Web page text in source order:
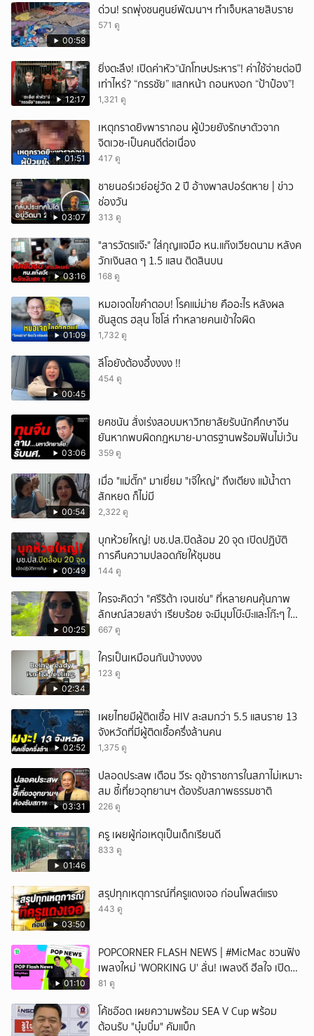
00:58
ด่วน! รถพุ่งชนศูนย์พัฒนาฯ ทำเจ็บหลายสิบราย
571 ดู
12:17
ยิ่งตะลึง! เปิดค่าหัว“นักโทษประหาร”! ค่าใช้จ่ายต่อปี
เท่าไหร่? “กรรชัย” แสกหน้า ถอนหงอก “ป้าป๋อง”!
1,321 ดู
01:51
เหตุกราดยิvพารากอน ผู้ป่วยยังรักษาตัวจาก
จิตเวช-เป็นคนดีต่อเนื่อง
417 ดู
03:07
ชายนอร์เวย์อยู่วัด 2 ปี อ้างพาสปอร์ตหาย | ข่าว
ช่องวัน
313 ดู
03:16
"สารวัตรแจ๊ะ" ใส่กุญแจมือ หน.แก๊งเวียดนาม หลังค
วักเงินสด ๆ 1.5 แสน ติดสินบน
168 ดู
01:09
หมอเจดไขคำตอบ! โรคแม่ม่าย คืออะไร หลังผล
ชันสูตร ฮลุน โซโล่ ทำหลายคนเข้าใจผิด
1,732 ดู
00:45
ลีโอยังต้องอึ้งงงง !!
454 ดู
03:06
ยศชนัน สั่งเร่งสอบมหาวิทยาลัยรับนักศึกษาจีน
ยันหากพบผิดกฎหมาย-มาตรฐานพร้อมฟันไม่เว้น
359 ดู
00:54
เมื่อ "แม่ตั๊ก" มาเยี่ยม "เจ๊ใหญ่" ถึงเตียง แม้น้ำตา
สักหยด ก็ไม่มี
2,322 ดู
00:49
บุกห้วยใหญ่! บช.ปส.ปิดล้อม 20 จุด เปิดปฏิบัติ
การคืนความปลอดภัยให้ชุมชน
144 ดู
00:25
ใครจะคิดว่า "ศรีริต้า เจนเซ่น" ที่หลายคนคุ้นภาพ
ลักษณ์สวยสง่า เรียบร้อย จะมีมุมโบ๊ะบ๊ะและโก๊ะๆ ให้
ได้อมยิ้มเหมือนกัน งานนี้ทำเอาแฟนๆ ทั้งเอ็นดูทั้ง
667 ดู
02:34
ใครเป็นเหมือนกันบ้างงงง
123 ดู
02:52
เผยไทยมีผู้ติดเชื้อ HIV สะสมกว่า 5.5 แสนราย 13
จังหวัดที่มีผู้ติดเชื้อครึ่งล้านคน
1,375 ดู
03:31
ปลอดประสพ เตือน วีระ ดุข้าราชการในสภาไม่เหมาะ
สม ชี้เที่ยวอุทยานฯ ต้องรับสภาพธรรมชาติ
226 ดู
01:46
ครู เผยผู้ก่อเหตุเป็นเด็กเรียนดี
833 ดู
03:50
สรุปทุกเหตุการณ์ที่ครูแดงเจอ ก่อนโพสต์แรง
443 ดู
01:10
POPCORNER FLASH NEWS | #MicMac ชวนฟัง
เพลงใหม่ 'WORKING U' ลั่น! เพลงดี ฮีลใจ เปิด
ฟังได้ทุกสถานการณ์
81 ดู
โค้ชอ๊อต เผยความพร้อม SEA V Cup พร้อม
ต้อนรับ "บุ๋มบิ๋ม" คัมแบ็ก